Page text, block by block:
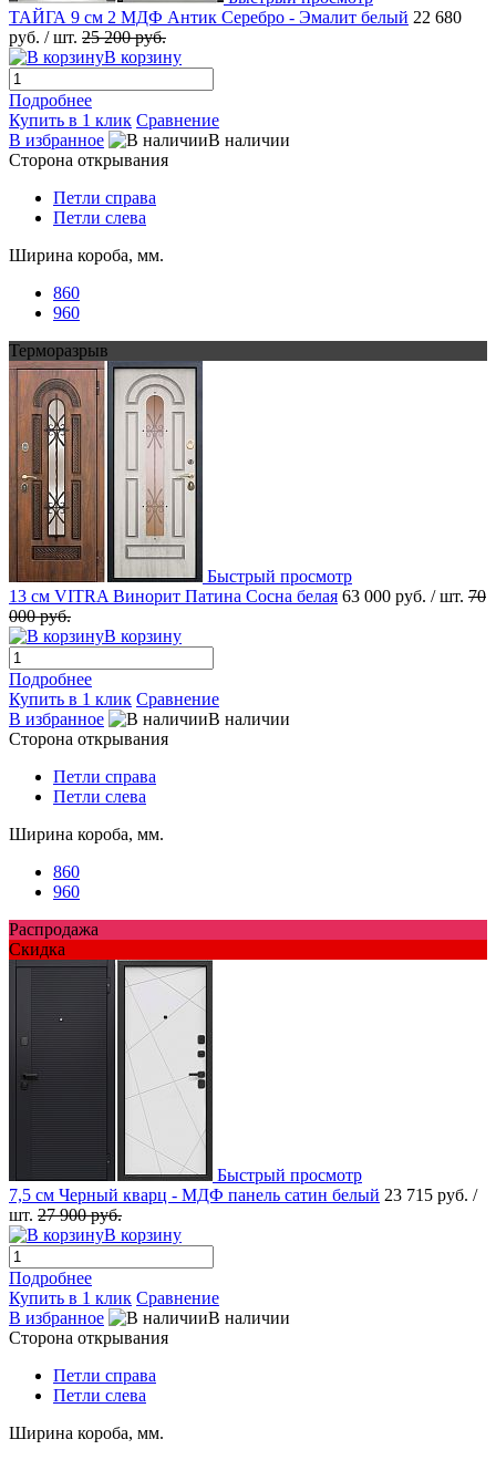
ТАЙГА 9 см 2 МДФ Антик Серебро - Эмалит белый 22 680
руб. / шт. 25 200 руб.
В корзину
Подробнее
Купить в 1 клик Сравнение
В избранное
В наличии
Сторона открывания
Петли справа
Петли слева
Ширина короба, мм.
860
960
Терморазрыв
Быстрый просмотр
13 см VITRA Винорит Патина Сосна белая 63 000 руб. / шт. 70
000 руб.
В корзину
Подробнее
Купить в 1 клик Сравнение
В избранное
В наличии
Сторона открывания
Петли справа
Петли слева
Ширина короба, мм.
860
960
Распродажа
Скидка
Быстрый просмотр
7,5 см Черный кварц - МДФ панель сатин белый 23 715 руб. /
шт. 27 900 руб.
В корзину
Подробнее
Купить в 1 клик Сравнение
В избранное
В наличии
Сторона открывания
Петли справа
Петли слева
Ширина короба, мм.